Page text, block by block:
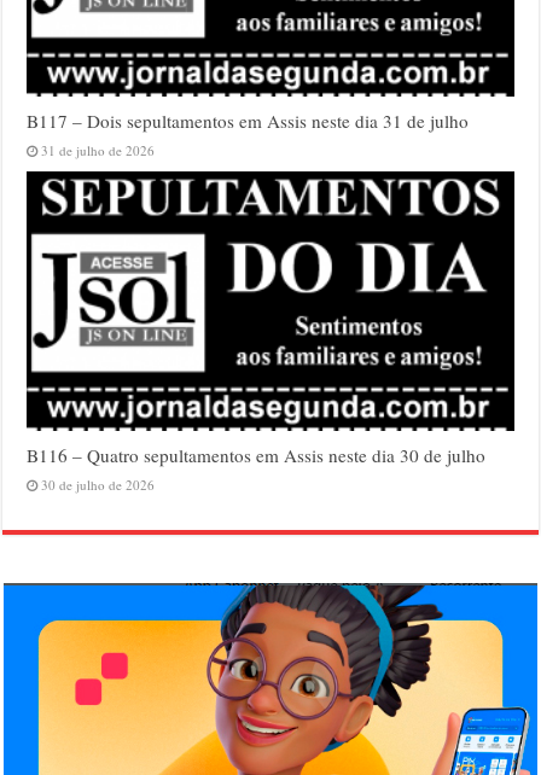
B117 – Dois sepultamentos em Assis neste dia 31 de julho
31 de julho de 2026
B116 – Quatro sepultamentos em Assis neste dia 30 de julho
30 de julho de 2026